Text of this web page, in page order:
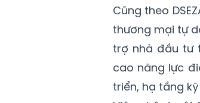
Cũng theo
thương mại tự
trợ nhà đầu tư
cao năng lực
triển, hạ tầng